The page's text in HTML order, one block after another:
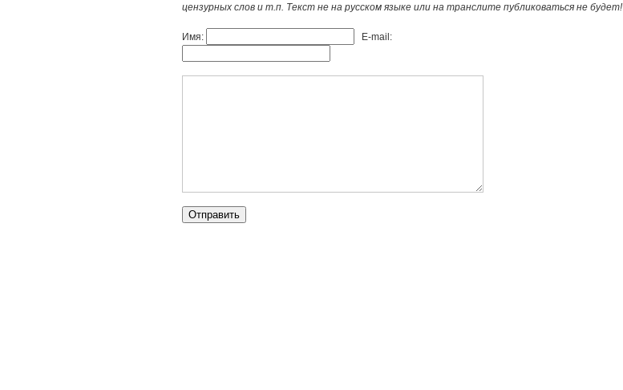
цензурных слов и т.п. Текст не на русском языке или на транслите публиковаться не будет!
Имя: E-mail: